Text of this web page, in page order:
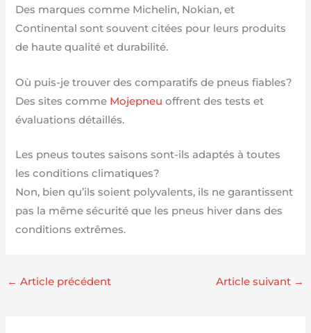
Des marques comme Michelin, Nokian, et
Continental sont souvent citées pour leurs produits
de haute qualité et durabilité.
Où puis-je trouver des comparatifs de pneus fiables?
Des sites comme Mojepneu offrent des tests et
évaluations détaillés.
Les pneus toutes saisons sont-ils adaptés à toutes
les conditions climatiques?
Non, bien qu’ils soient polyvalents, ils ne garantissent
pas la même sécurité que les pneus hiver dans des
conditions extrêmes.
← Article précédent Article suivant →